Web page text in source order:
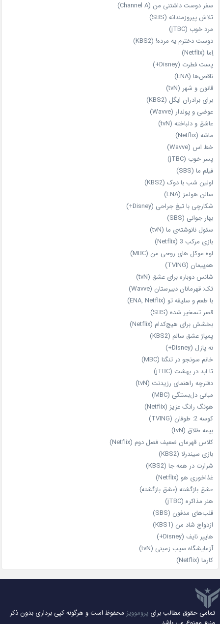
سفر دوست‌ داشتنی من (Channel A)
تلاش پیروزمندانه (SBS)
مرد خوب (jTBC)
دوست دخترم یه مرده! (KBS2)
اِما (Netflix)
پست فطرت (Disney+)
ناقص‌ها (ENA)
قانون و شهر (tvN)
برای برادران ایگل (KBS2)
عوضی و پولدار (Wavve)
عاشق و دلباخته (tvN)
ماشه (Netflix)
خط اس (Wavve)
پسر خوب (jTBC)
فیلم ما (SBS)
اولین شب با دوک (KBS2)
سالن هولمز (ENA)
شکارچی با تیغ جراحی (Disney+)
بهار جوانی (SBS)
سئول نانوشته‌ی ما (tvN)
بازی مرکب 3 (Netflix)
اوه موکل های روحی من (MBC)
هم‌پیمان (TVING)
شانس دوباره برای عشق (tvN)
تک: قهرمانان دبیرستان (Wavve)
با طعم و سلیقه تو (ENA, Netflix)
قصر تسخیر شده (SBS)
بخشش برای هیچ‌کدام (Netflix)
پمپاژ عشق سالم (KBS2)
نه پازل (Disney+)
خانم سونجو در تنگنا (MBC)
تا ابد در بهشت (jTBC)
دفترچه راهنمای رزیدنت (tvN)
مبانی دل‌بستگی (MBC)
هونگ رانگ عزیز (Netflix)
کوسه 2: طوفان (TVING)
بیمه طلاق (tvN)
کلاس قهرمان ضعیف فصل دوم (Netflix)
بازی سیندرلا (KBS2)
شرارت در همه‌ جا (KBS2)
غذاخوری هو (Netflix)
عشق بازگشته (عشق بازگشته)
هنر مذاکره (jTBC)
قلب‌های مدفون (SBS)
ازدواج شاد من (KBS1)
هایپر نایف (Disney+)
آزمایشگاه سیب‌ زمینی (tvN)
کارما (Netflix)
تمامی حقوق مطالب برای پروموویز محفوظ است و هرگونه کپی برداری بدون ذکر